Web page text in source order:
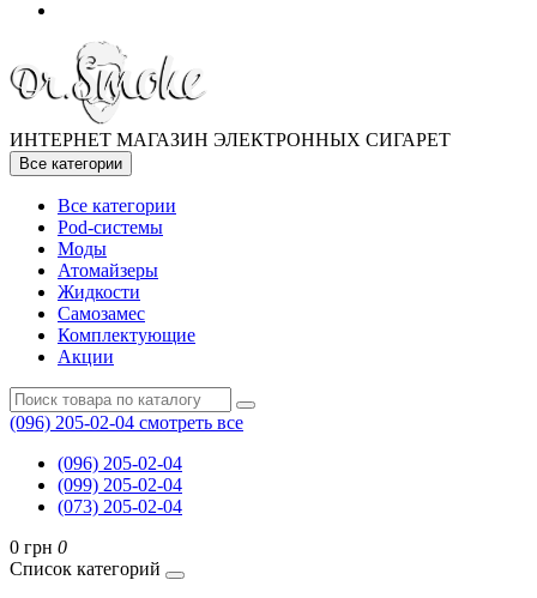
ИНТЕРНЕТ МАГАЗИН ЭЛЕКТРОННЫХ СИГАРЕТ
Все категории
Все категории
Pod-системы
Моды
Атомайзеры
Жидкости
Самозамес
Комплектующие
Акции
(096) 205-02-04 смотреть все
(096) 205-02-04
(099) 205-02-04
(073) 205-02-04
0 грн 0
Список категорий